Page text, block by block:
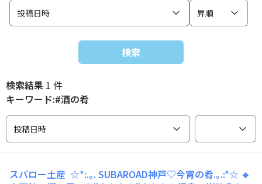
投稿日時
昇順
検索
検索結果 1 件
キーワード:#酒の肴
投稿日時
スバロー土産 ☆*:.｡. SUBAROAD神戸♡今宵の肴.｡.:*☆ 🔹